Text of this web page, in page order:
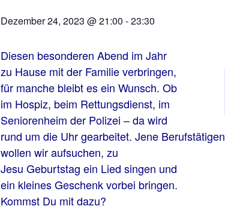
Dezember 24, 2023 @ 21:00 -23:30
Diesen besonderen Abend im Jahr
zu Hause mit der Familie verbringen,
für manche bleibt es ein Wunsch. Ob
im Hospiz, beim Rettungsdienst, im
Seniorenheim der Polizei – da wird
rund um die Uhr gearbeitet. Jene Berufstätigen
wollen wir aufsuchen, zu
Jesu Geburtstag ein Lied singen und
ein kleines Geschenk vorbei bringen.
Kommst Du mit dazu?